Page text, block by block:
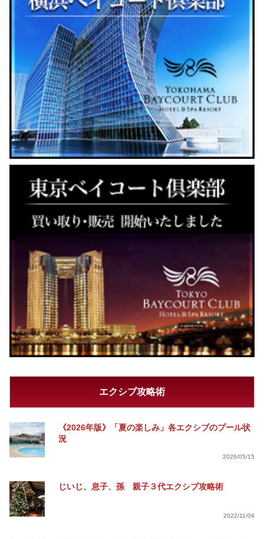
エクシブ攻略術
《2026年版》「夏の楽しみ」各エクシブのプール状
況
2026/05/15
じいじ、息子、孫 親子３代エクシブ攻略術
2022/11/09